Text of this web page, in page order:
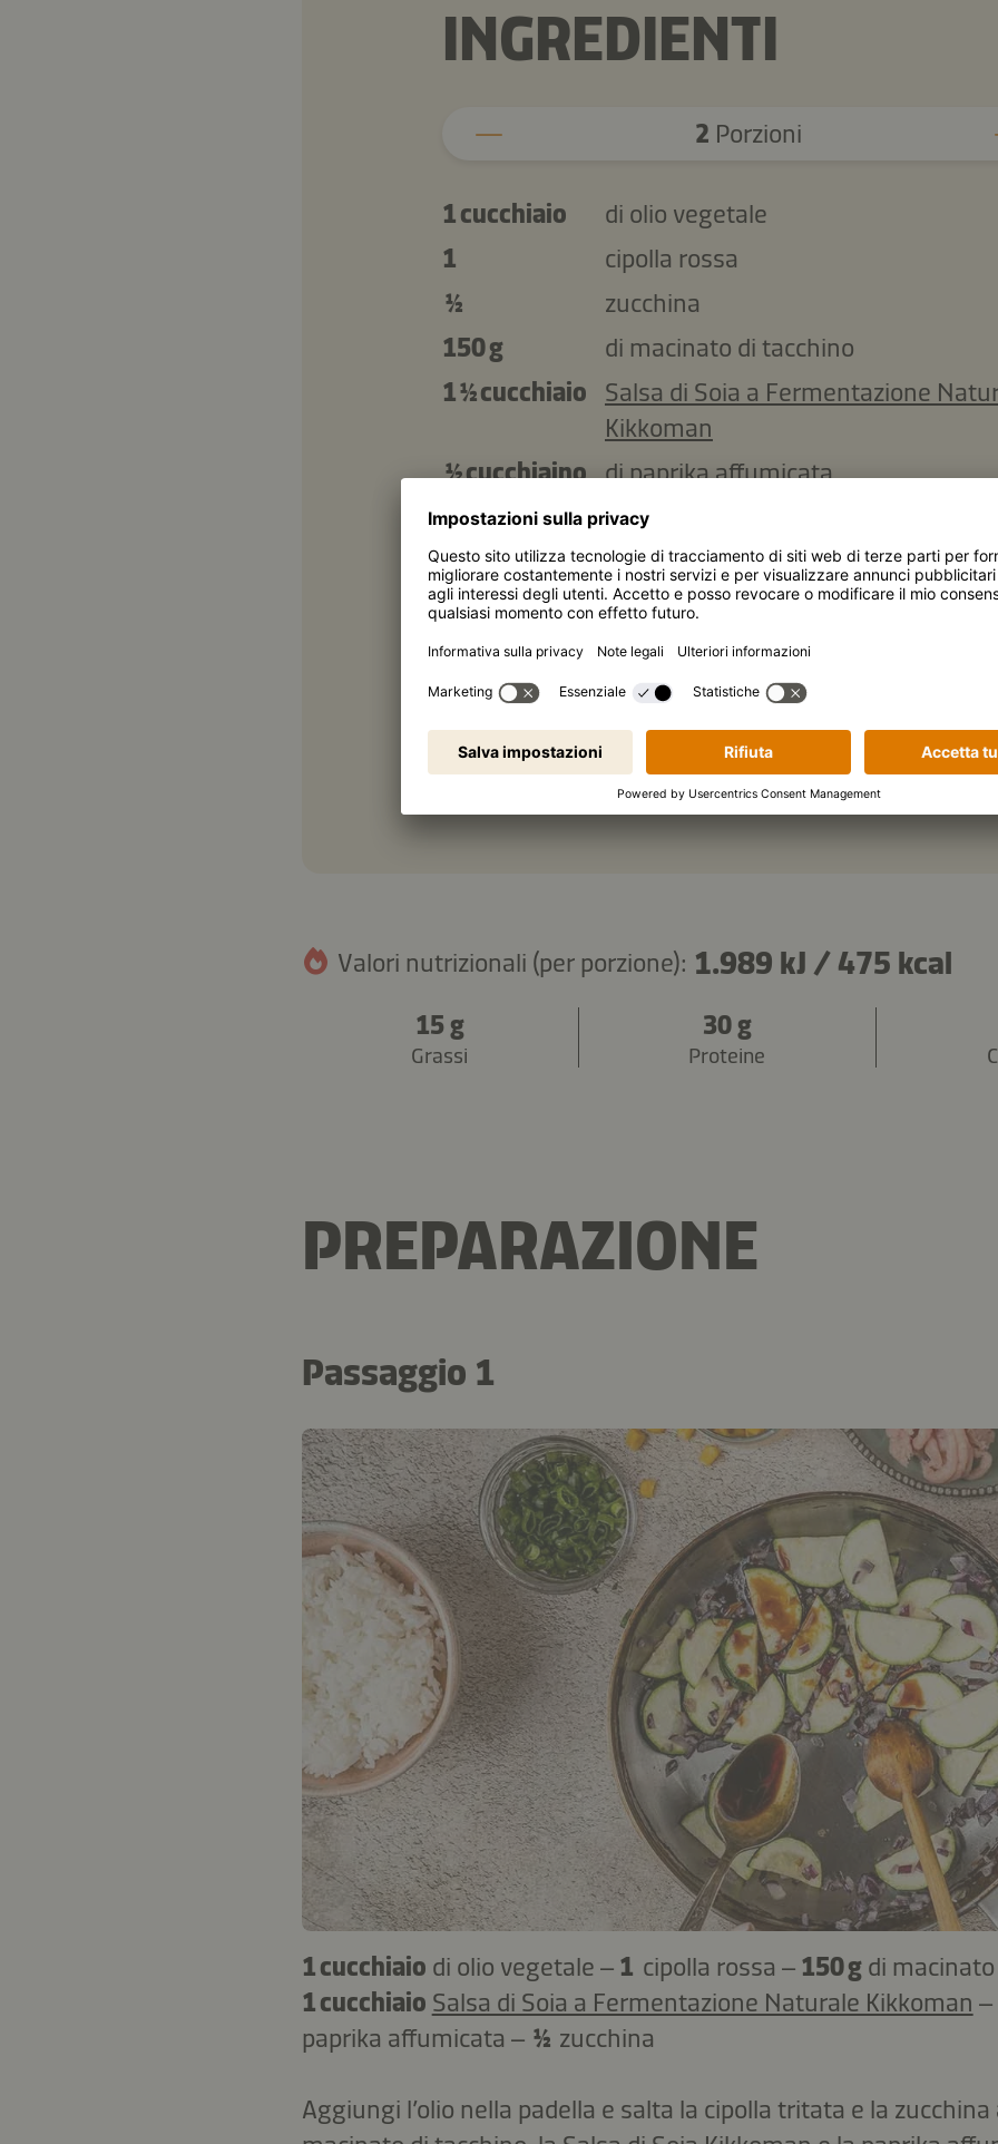
INGREDIENTI
2 Porzioni
1 cucchiaio
di olio vegetale
1
cipolla rossa
½
zucchina
150 g
di macinato di tacchino
1 ½ cucchiaio
Salsa di Soia a Fermentazione
Kikkoman
½ cucchiaino di paprika affumicata
100 g
di mais dolce in scatola
100 g
di riso jasmine
1 cucchiaino
di semi di sesamo
1 cucchiaio
di cipollotto tritato
Copiare gli ingredienti
Valori nutrizionali (per porzione): 1.989 kJ / 475 kcal
15 g
Grassi
30 g
Proteine
PREPARAZIONE
Passaggio 1
1 cucchiaio di olio vegetale – 1 cipolla rossa – 150 g di
1 cucchiaio Salsa di Soia a Fermentazione Naturale Kikkoman –
paprika affumicata – ½ zucchina
Aggiungi l’olio nella padella e salta la cipolla tritata e la